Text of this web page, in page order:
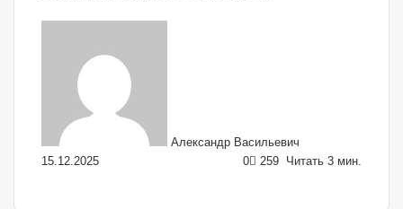
Александр Васильевич
15.12.2025 0 259 Читать 3 мин.